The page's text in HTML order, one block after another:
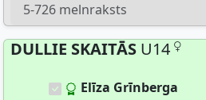
5-726 melnraksts
DULLIE SKAITĀS U14
Elīza Grīnberga